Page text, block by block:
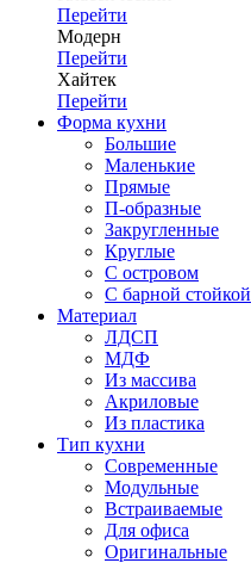
Перейти
Модерн
Перейти
Хайтек
Перейти
Форма кухни
Большие
Маленькие
Прямые
П-образные
Закругленные
Круглые
С островом
С барной стойкой
Материал
ЛДСП
МДФ
Из массива
Акриловые
Из пластика
Тип кухни
Современные
Модульные
Встраиваемые
Для офиса
Оригинальные